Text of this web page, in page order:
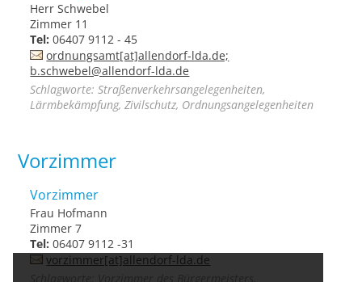
Herr Schwebel
Zimmer 11
Tel: 06407 9112 - 45
ordnungsamt[at]allendorf-lda.de;
b.schwebel@allendorf-lda.de
Schlagworte: Straßenverkehrsangelegenheiten,
Lärmbekämpfung, Zivilschutz, Ordnungsangelegenheiten
Vorzimmer
Vorzimmer
Frau Hofmann
Zimmer 7
Tel: 06407 9112 -31
vorzimmer[at]allendorf-lda.de